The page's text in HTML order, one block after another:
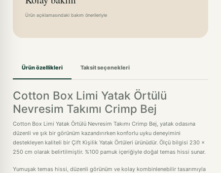
Ürün açıklamasındaki bakım önerileriyle
Ürün özellikleri Taksit seçenekleri
Cotton Box Limi Yatak Örtülü
Nevresim Takımı Crimp Bej
Cotton Box Limi Yatak Örtülü Nevresim Takımı Crimp Bej, yatak odasına
düzenli ve şık bir görünüm kazandırırken konforlu uyku deneyimini
destekleyen kaliteli bir Çift Kişilik Yatak Örtüleri ürünüdür. Ölçü bilgisi 230 x
250 cm olarak belirtilmiştir. %100 pamuk içeriğiyle doğal temas hissi sunar.
Yumuşak temas hissi, düzenli görünüm ve kolay kombinlenebilir tasarımıyla